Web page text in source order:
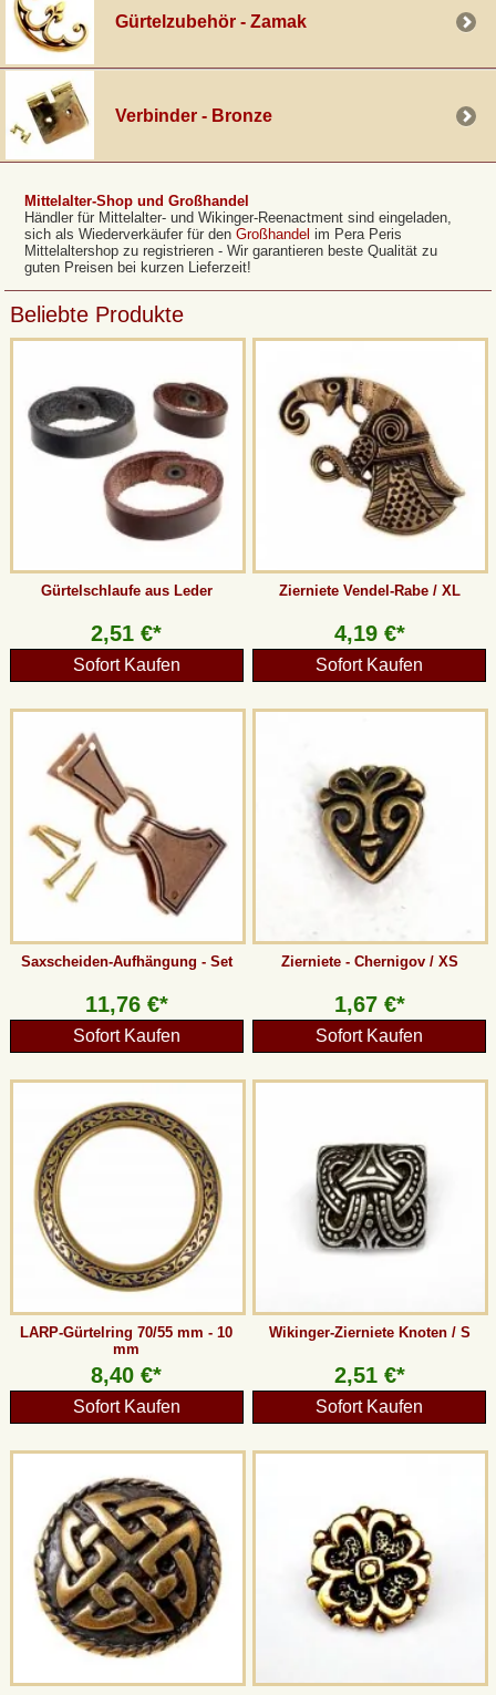
Gürtelzubehör - Zamak
Verbinder - Bronze
Mittelalter-Shop und Großhandel
Händler für Mittelalter- und Wikinger-Reenactment sind eingeladen,
sich als Wiederverkäufer für den Großhandel im Pera Peris
Mittelaltershop zu registrieren - Wir garantieren beste Qualität zu
guten Preisen bei kurzen Lieferzeit!
Beliebte Produkte
Gürtelschlaufe aus Leder
2,51 €*
Sofort Kaufen
Zierniete Vendel-Rabe / XL
4,19 €*
Sofort Kaufen
Saxscheiden-Aufhängung - Set
11,76 €*
Sofort Kaufen
Zierniete - Chernigov / XS
1,67 €*
Sofort Kaufen
LARP-Gürtelring 70/55 mm - 10
mm
8,40 €*
Sofort Kaufen
Wikinger-Zierniete Knoten / S
2,51 €*
Sofort Kaufen